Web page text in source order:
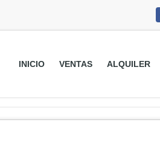
INICIO VENTAS ALQUILER